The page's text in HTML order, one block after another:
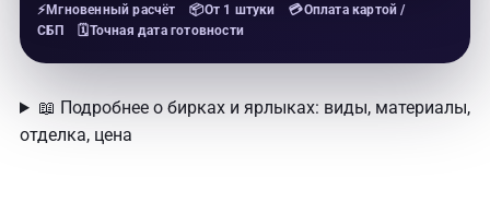
📖 Подробнее о бирках и ярлыках: виды, материалы,
отделка, цена